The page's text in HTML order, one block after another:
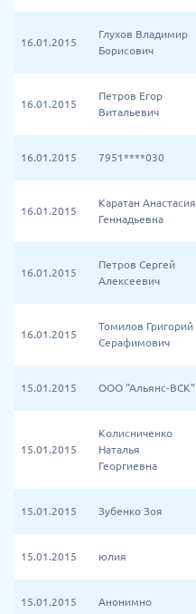
16.01.2015
Глухов Владимир
Борисович
16.01.2015
Петров Егор
Витальевич
16.01.2015 7951****030
16.01.2015
Каратан Анастасия
Геннадьевна
16.01.2015
Петров Сергей
Алексеевич
16.01.2015
Томилов Григорий
Серафимович
15.01.2015 ООО "Альянс-ВСК"
15.01.2015
Колисниченко
Наталья
Георгиевна
15.01.2015 Зубенко Зоя
15.01.2015 юлия
15.01.2015 Анонимно